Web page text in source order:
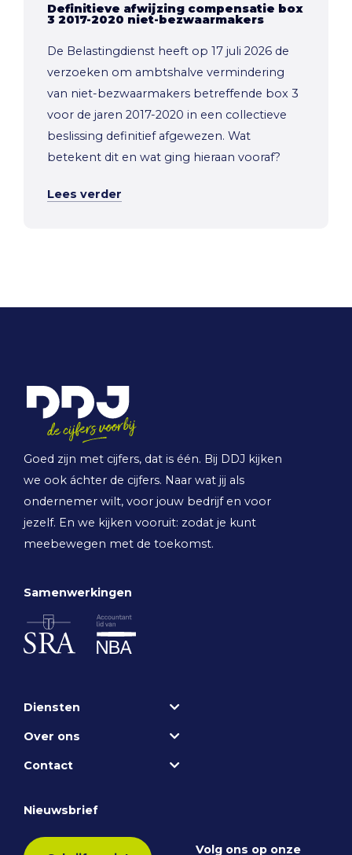
Definitieve afwijzing compensatie box
3 2017-2020 niet-bezwaarmakers
De Belastingdienst heeft op 17 juli 2026 de
verzoeken om ambtshalve vermindering
van niet-bezwaarmakers betreffende box 3
voor de jaren 2017-2020 in een collectieve
beslissing definitief afgewezen. Wat
betekent dit en wat ging hieraan vooraf?
Lees verder
Goed zijn met cijfers, dat is één. Bij DDJ kijken
we ook áchter de cijfers. Naar wat jij als
ondernemer wilt, voor jouw bedrijf en voor
jezelf. En we kijken vooruit: zodat je kunt
meebewegen met de toekomst.
Samenwerkingen
Diensten
Over ons
Contact
Nieuwsbrief
Volg ons op onze